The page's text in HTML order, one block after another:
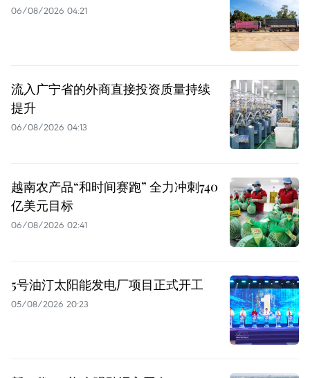
06/08/2026 04:21
流入广宁省的外商直接投资质量持续
提升
06/08/2026 04:13
越南农产品“和时间赛跑” 全力冲刺740
亿美元目标
06/08/2026 02:41
5号油汀太阳能发电厂项目正式开工
05/08/2026 20:23